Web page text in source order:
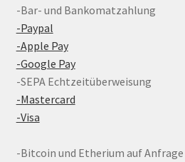
-Bar- und Bankomatzahlung
-Paypal
-Apple Pay
-Google Pay
-SEPA Echtzeitüberweisung
-Mastercard
-Visa
-Bitcoin und Etherium auf